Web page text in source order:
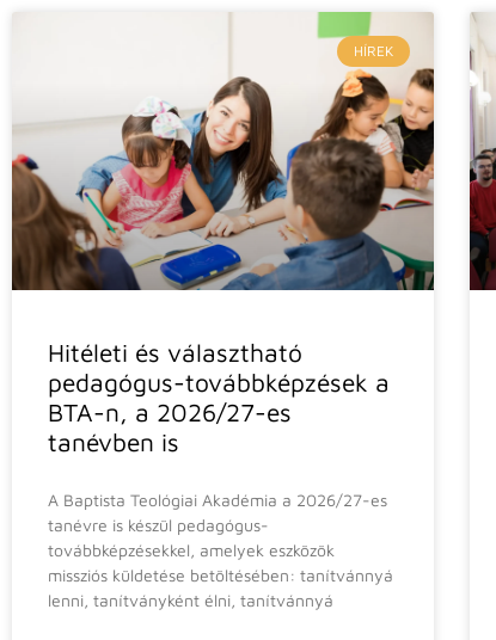
HÍREK
Hitéleti és választható
pedagógus-továbbképzések a
BTA-n, a 2026/27-es
tanévben is
A Baptista Teológiai Akadémia a 2026/27-es
tanévre is készül pedagógus-
továbbképzésekkel, amelyek eszközök
missziós küldetése betöltésében: tanítvánnyá
lenni, tanítványként élni, tanítvánnyá